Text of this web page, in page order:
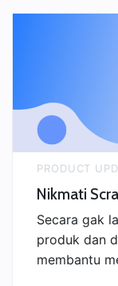
PRODUCT
Nikmati
Secara gak
produk dan
membantu